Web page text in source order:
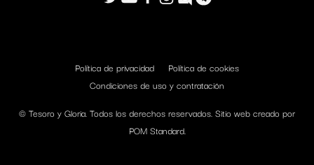
Política de privacidad
Política de cookies
Condiciones de uso y contratación
© Tesoro y Gloria. Todos los derechos reservados. Sitio web creado por
POM Standard.